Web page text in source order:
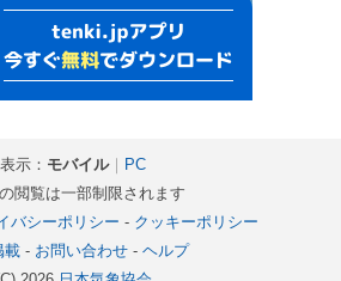
表示： モバイル｜ PC
閲覧は一部制限されます
バシーポリシー - クッキーポリシー
載- お問い合わせ- ヘルプ